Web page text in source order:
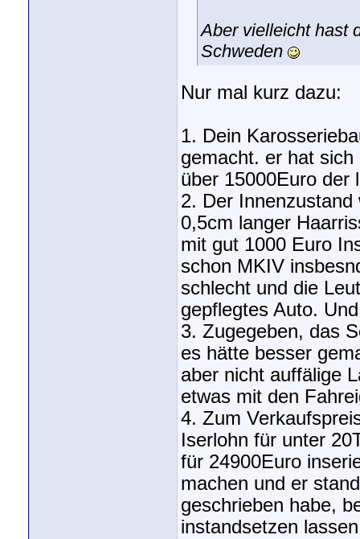
Aber vielleicht hast
Schweden
Nur mal kurz dazu:
1. Dein
gemacht. er hat
über 15000Euro der
2. Der
0,5cm langer
mit gut 1000 Euro
schon MKIV
schlecht und die
gepflegtes Auto.
3. Zugegeben, das
es hätte besser
aber nicht auffälige
etwas mit den
4. Zum
Iserlohn für unter
für 24900Euro
machen und er
geschrieben habe,
instandsetzen